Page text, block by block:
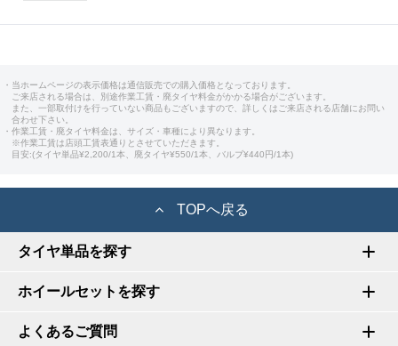
・当ホームページの表示価格は通信販売での購入価格となっております。
ご来店される場合は、別途作業工賃・廃タイヤ料金がかかる場合がございます。
また、一部取付けを行っていない商品もございますので、詳しくはご来店される店舗にお問い
合わせ下さい。
・作業工賃・廃タイヤ料金は、サイズ・車種により異なります。
※作業工賃は店頭工賃表通りとさせていただきます。
目安:(タイヤ単品¥2,200/1本、廃タイヤ¥550/1本、バルブ¥440円/1本)
TOPへ戻る
タイヤ単品を探す
ホイールセットを探す
よくあるご質問